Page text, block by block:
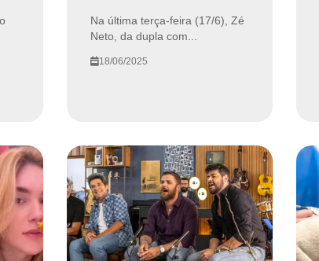
Na última terça-feira (17/6), Zé
Neto, da dupla com...
18/06/2025